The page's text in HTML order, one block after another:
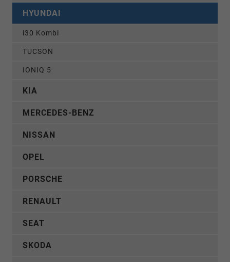
HYUNDAI
i30 Kombi
TUCSON
IONIQ 5
KIA
MERCEDES-BENZ
NISSAN
OPEL
PORSCHE
RENAULT
SEAT
SKODA